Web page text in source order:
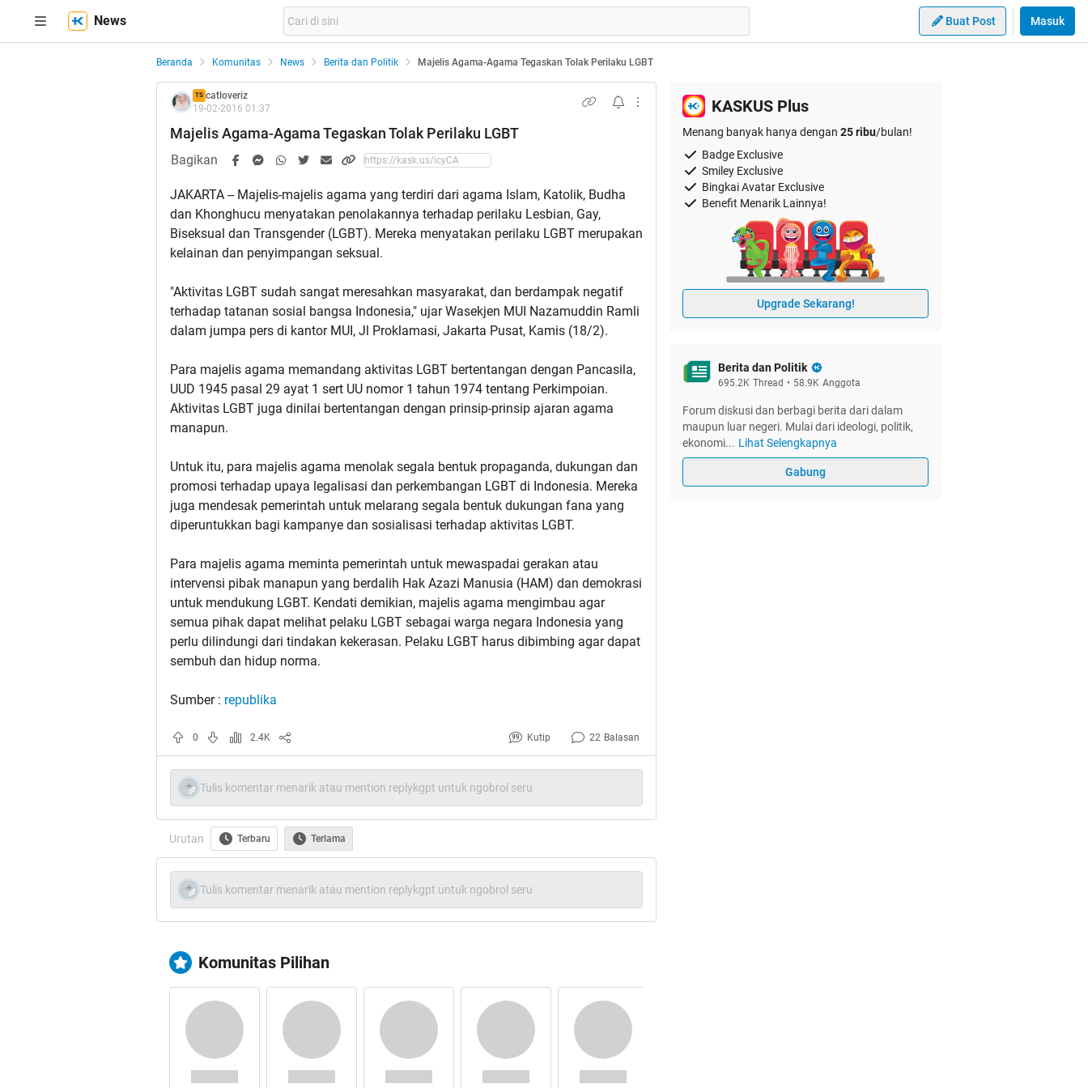
News Buat Post Masuk
Beranda Komunitas News Berita dan Politik Majelis Agama-Agama Tegaskan Tolak Perilaku LGBT
TS catloveriz
19-02-2016 01:37
Majelis Agama-Agama Tegaskan Tolak Perilaku LGBT
Bagikan
JAKARTA -- Majelis-majelis agama yang terdiri dari agama Islam, Katolik, Budha
dan Khonghucu menyatakan penolakannya terhadap perilaku Lesbian, Gay,
Biseksual dan Transgender (LGBT). Mereka menyatakan perilaku LGBT merupakan
kelainan dan penyimpangan seksual.
"Aktivitas LGBT sudah sangat meresahkan masyarakat, dan berdampak negatif
terhadap tatanan sosial bangsa Indonesia," ujar Wasekjen MUI Nazamuddin Ramli
dalam jumpa pers di kantor MUI, Jl Proklamasi, Jakarta Pusat, Kamis (18/2).
Para majelis agama memandang aktivitas LGBT bertentangan dengan Pancasila,
UUD 1945 pasal 29 ayat 1 sert UU nomor 1 tahun 1974 tentang Perkimpoian.
Aktivitas LGBT juga dinilai bertentangan dengan prinsip-prinsip ajaran agama
manapun.
Untuk itu, para majelis agama menolak segala bentuk propaganda, dukungan dan
promosi terhadap upaya legalisasi dan perkembangan LGBT di Indonesia. Mereka
juga mendesak pemerintah untuk melarang segala bentuk dukungan fana yang
diperuntukkan bagi kampanye dan sosialisasi terhadap aktivitas LGBT.
Para majelis agama meminta pemerintah untuk mewaspadai gerakan atau
intervensi pibak manapun yang berdalih Hak Azazi Manusia (HAM) dan demokrasi
untuk mendukung LGBT. Kendati demikian, majelis agama mengimbau agar
semua pihak dapat melihat pelaku LGBT sebagai warga negara Indonesia yang
perlu dilindungi dari tindakan kekerasan. Pelaku LGBT harus dibimbing agar dapat
sembuh dan hidup norma.
Sumber : republika
0 2.4K Kutip 22 Balasan
Tulis komentar menarik atau mention replykgpt untuk ngobrol seru
Urutan Terbaru Terlama
Tulis komentar menarik atau mention replykgpt untuk ngobrol seru
Komunitas Pilihan
KASKUS Plus
Menang banyak hanya dengan 25 ribu/bulan!
Badge Exclusive
Smiley Exclusive
Bingkai Avatar Exclusive
Benefit Menarik Lainnya!
Upgrade Sekarang!
Berita dan Politik
695.2K Thread • 58.9K Anggota
Forum diskusi dan berbagi berita dari dalam
maupun luar negeri. Mulai dari ideologi, politik,
ekonomi... Lihat Selengkapnya
Gabung